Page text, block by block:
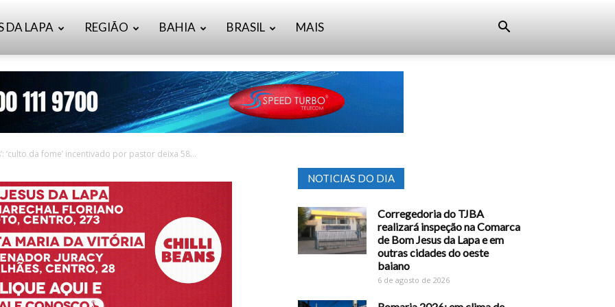
DA LAPA REGIÃO BAHIA BRASIL MAIS
‘culto da fome’ incentivado por pastor deixa 58...
NOTICIAS DO DIA
Corregedoria do TJBA
realizará inspeção na Comarca
de Bom Jesus da Lapa e em
outras cidades do oeste
baiano
6 de agosto de 2026